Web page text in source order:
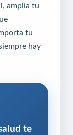
amplía tu
tu
hay
te